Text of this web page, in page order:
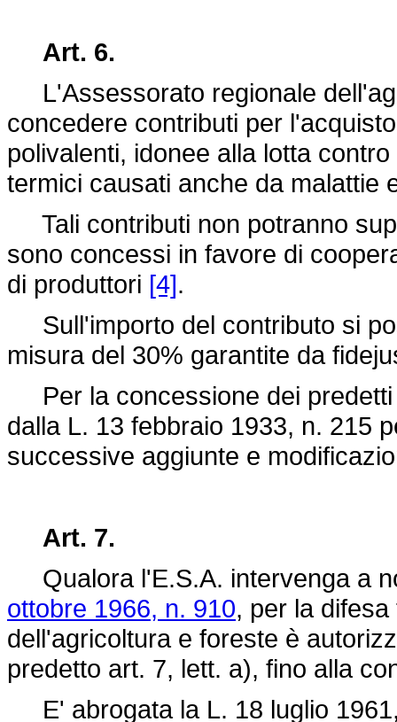
Art. 6.
L'Assessorato regionale
concedere contributi per
polivalenti, idonee alla lotta
termici causati anche da malattie
Tali contributi non potranno
sono concessi in favore di
di produttori [4].
Sull'importo del contributo si
misura del 30% garantite da
Per la concessione dei predetti
dalla L. 13 febbraio 1933, n. 215
successive aggiunte e
Art. 7.
Qualora l'E.S.A. intervenga a
ottobre 1966, n. 910, per la
dell'agricoltura e foreste è
predetto art. 7, lett. a), fino alla
E' abrogata la L. 18 luglio